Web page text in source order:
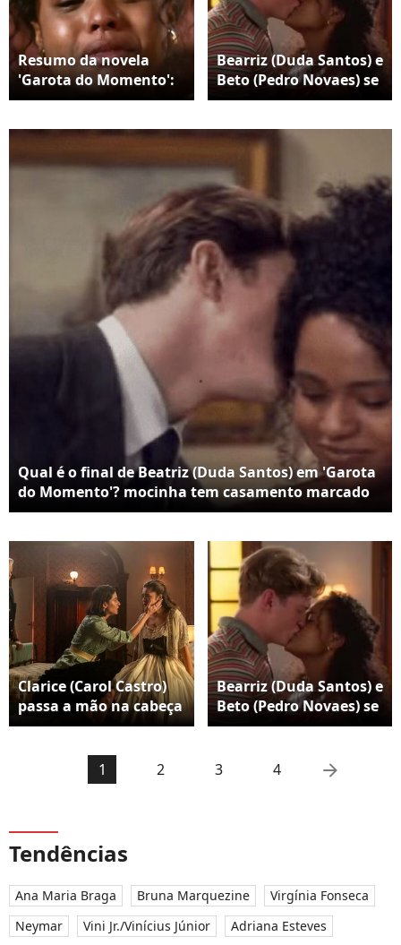
Resumo da novela
'Garota do Momento':
Beatriz fala para Bia
relação de irmã entre
Bearriz (Duda Santos) e
Beto (Pedro Novaes) se
casam no último
Momento', que
de 27 de junho
Qual é o final de Beatriz (Duda Santos) em 'Garota
do Momento'? mocinha tem casamento marcado
com Beto (Pedro Novaes), fica grávida e adota uma
Clarice (Carol Castro)
passa a mão na cabeça
de Bia (Maísa) reclama
Bearriz (Duda Santos) e
Beto (Pedro Novaes) se
casam no último
Momento', que
acontece no capítulo
1 2 3 4 arrow_right
Tendências
Ana Maria Braga Bruna Marquezine
Virgínia Fonseca
Neymar
Vini Jr./Vinícius Júnior
Adriana Esteves